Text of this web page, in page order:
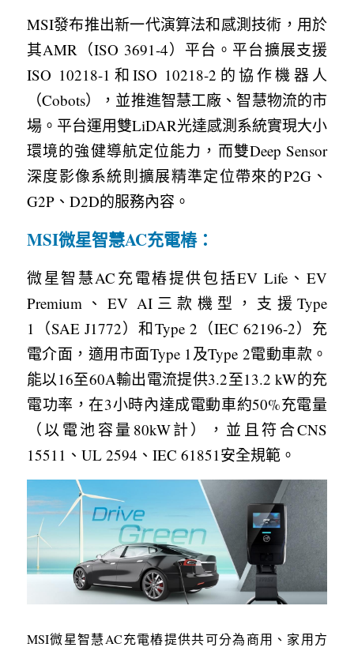
MSI發布推出新一代演算法和感測技術，用於
其AMR（ISO 3691-4）平台。平台擴展支援
ISO 10218-1和ISO 10218-2的協作機器人
（Cobots），並推進智慧工廠、智慧物流的市
場。平台運用雙LiDAR光達感測系統實現大小
環境的強健導航定位能力，而雙Deep Sensor
深度影像系統則擴展精準定位帶來的P2G、
G2P、D2D的服務內容。
MSI微星智慧AC充電樁：
微星智慧AC充電樁提供包括EV Life、EV
Premium、EV AI三款機型，支援Type
1（SAE J1772）和Type 2（IEC 62196-2）充
電介面，適用市面Type 1及Type 2電動車款。
能以16至60A輸出電流提供3.2至13.2 kW的充
電功率，在3小時內達成電動車約50%充電量
（以電池容量80kW計），並且符合CNS
15511、UL 2594、IEC 61851安全規範。
MSI微星智慧AC充電樁提供共可分為商用、家用方